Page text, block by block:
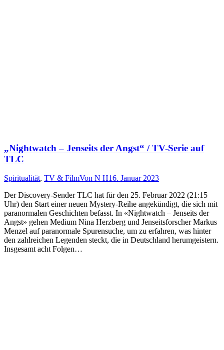
„Nightwatch – Jenseits der Angst“ / TV-Serie auf
TLC
Spiritualität, TV & FilmVon N H16. Januar 2023
Der Discovery-Sender TLC hat für den 25. Februar 2022 (21:15
Uhr) den Start einer neuen Mystery-Reihe angekündigt, die sich mit
paranormalen Geschichten befasst. In «Nightwatch – Jenseits der
Angst» gehen Medium Nina Herzberg und Jenseitsforscher Markus
Menzel auf paranormale Spurensuche, um zu erfahren, was hinter
den zahlreichen Legenden steckt, die in Deutschland herumgeistern.
Insgesamt acht Folgen…